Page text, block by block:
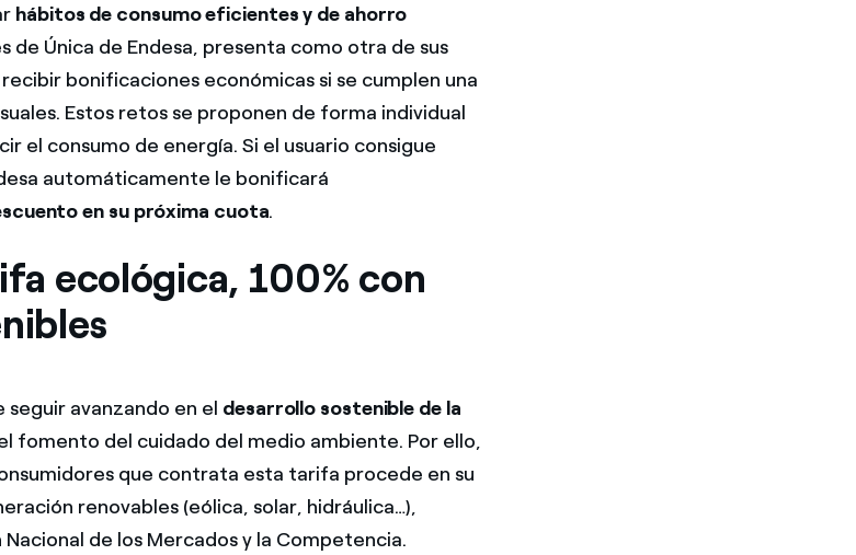
hábitos de consumo eficientes y de ahorro
de Única de Endesa, presenta como otra de sus
bonificaciones económicas si se cumplen una
Estos retos se proponen de forma individual
el consumo de energía. Si el usuario consigue
automáticamente le bonificará
en su próxima cuota.
ecológica, 100% con
seguir avanzando en el desarrollo sostenible de la
fomento del cuidado del medio ambiente. Por ello,
que contrata esta tarifa procede en su
renovables (eólica, solar, hidráulica…),
de los Mercados y la Competencia.